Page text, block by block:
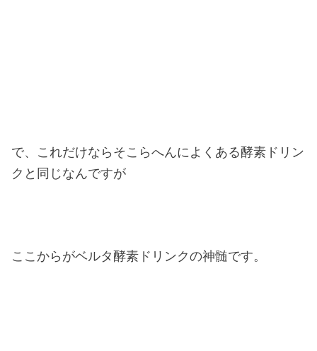
で、これだけならそこらへんによくある酵素ドリン
クと同じなんですが
ここからがベルタ酵素ドリンクの神髄です。